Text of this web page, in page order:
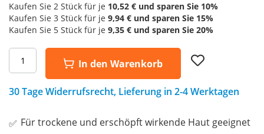
Kaufen Sie 2 Stück für je 10,52 € und sparen Sie 10%
Kaufen Sie 3 Stück für je 9,94 € und sparen Sie 15%
Kaufen Sie 5 Stück für je 9,35 € und sparen Sie 20%
In den Warenkorb
List
30 Tage Widerrufsrecht, Lieferung in 2-4 Werktagen
Für trockene und erschöpft wirkende Haut geeignet